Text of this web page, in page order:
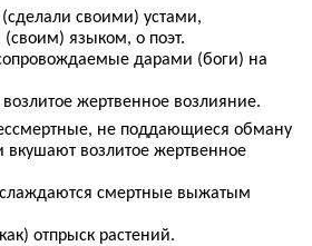
своими) устами,
языком, о поэт.
дарами (боги) на
жертвенное возлияние.
не поддающиеся обману
вкушают возлитое жертвенное
смертные выжатым
отпрыск растений.